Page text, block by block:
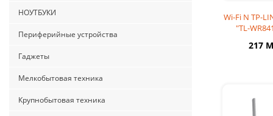
НОУТБУКИ
Периферийные устройства
Гаджеты
Мелкобытовая техника
Крупнобытовая техника
Wi-Fi N TP-
"TL-
217